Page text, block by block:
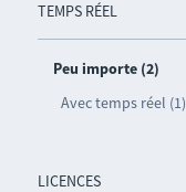
TEMPS RÉEL
Peu importe (2)
Avec temps réel (1)
LICENCES